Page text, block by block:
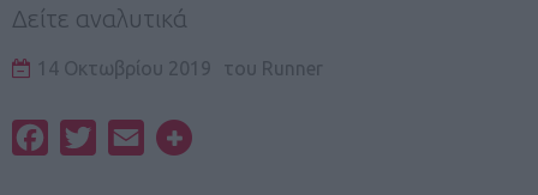
Δείτε αναλυτικά
14 Οκτωβρίου 2019 του Runner
FacebookTwitterEmail